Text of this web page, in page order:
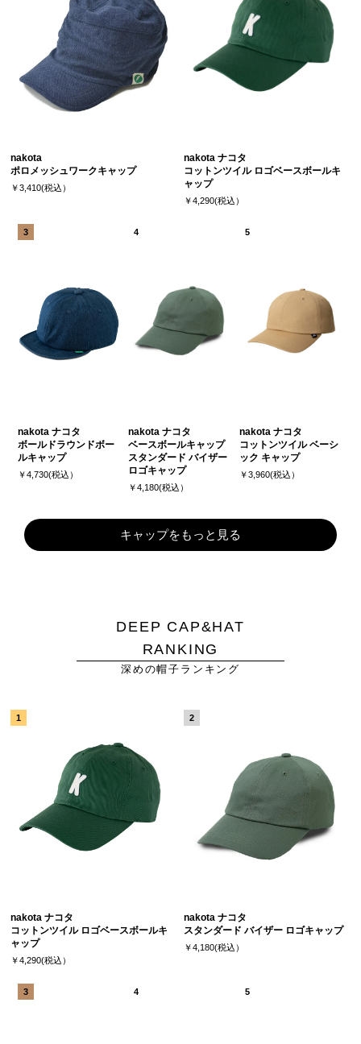
nakota
ポロメッシュワークキャップ
￥3,410(税込）
nakota ナコタ
コットンツイル ロゴベースボールキ
ャップ
￥4,290(税込）
nakota ナコタ
ボールドラウンドボー
ルキャップ
￥4,730(税込）
nakota ナコタ
ベースボールキャップ
スタンダード バイザー
ロゴキャップ
￥4,180(税込）
nakota ナコタ
コットンツイル ベーシ
ック キャップ
￥3,960(税込）
キャップをもっと見る
DEEP CAP&HAT
RANKING
深めの帽子ランキング
nakota ナコタ
コットンツイル ロゴベースボールキ
ャップ
￥4,290(税込）
nakota ナコタ
スタンダード バイザー ロゴキャップ
￥4,180(税込）